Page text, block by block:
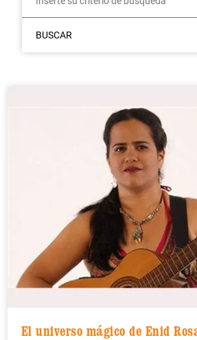
BUSCAR
El universo mágico de Enid